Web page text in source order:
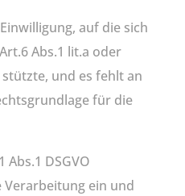
auf die sich
Abs.1 lit.a oder
stützte, und es fehlt an
für die
Abs.1 DSGVO
Verarbeitung ein und